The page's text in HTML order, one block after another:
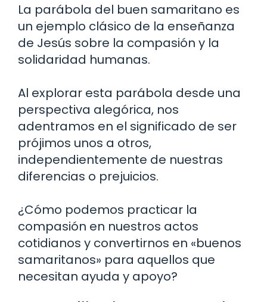
La parábola del buen samaritano es
un ejemplo clásico de la enseñanza
de Jesús sobre la compasión y la
solidaridad humanas.
Al explorar esta parábola desde una
perspectiva alegórica, nos
adentramos en el significado de ser
prójimos unos a otros,
independientemente de nuestras
diferencias o prejuicios.
¿Cómo podemos practicar la
compasión en nuestros actos
cotidianos y convertirnos en «buenos
samaritanos» para aquellos que
necesitan ayuda y apoyo?